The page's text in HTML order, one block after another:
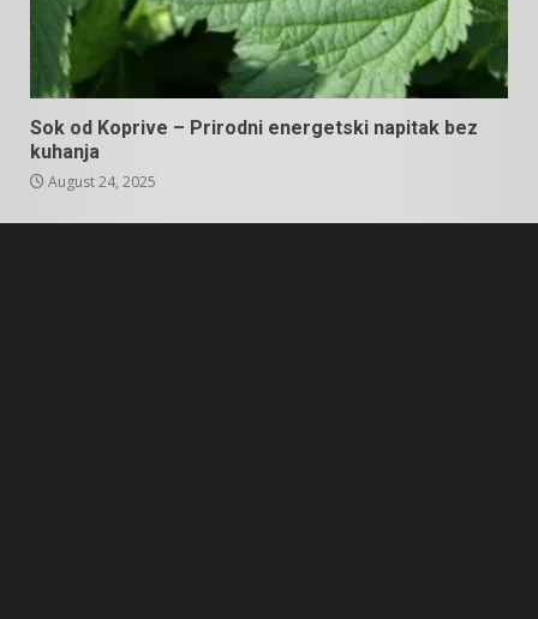
Sok od Koprive – Prirodni energetski napitak bez
kuhanja
August 24, 2025